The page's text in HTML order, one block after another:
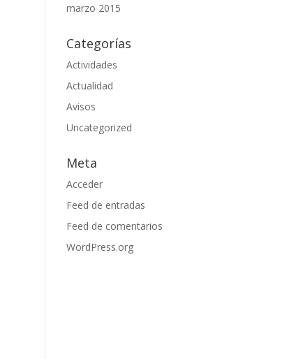
marzo 2015
Categorías
Actividades
Actualidad
Avisos
Uncategorized
Meta
Acceder
Feed de entradas
Feed de comentarios
WordPress.org